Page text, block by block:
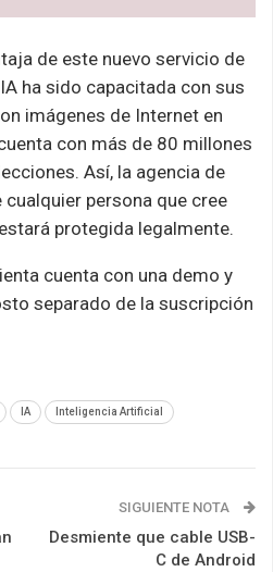
de este nuevo servicio de
ha sido capacitada con sus
imágenes de Internet en
con más de 80 millones
Así, la agencia de
persona que cree
protegida legalmente.
cuenta con una demo y
separado de la suscripción
IA Inteligencia Artificial
SIGUIENTE NOTA
Desmiente que cable USB-
C de Android